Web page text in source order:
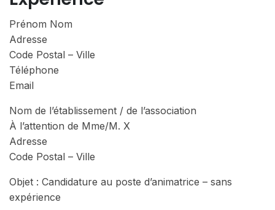
Prénom Nom
Adresse
Code Postal – Ville
Téléphone
Email
Nom de l’établissement / de l’association
À l’attention de Mme/M. X
Adresse
Code Postal – Ville
Objet : Candidature au poste d’animatrice – sans
expérience